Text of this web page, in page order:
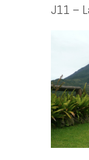
J11 –